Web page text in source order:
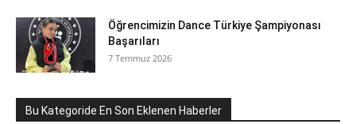
Öğrencimizin Dance Türkiye Şampiyonası
Başarıları
7 Temmuz 2026
Bu Kategoride En Son Eklenen Haberler